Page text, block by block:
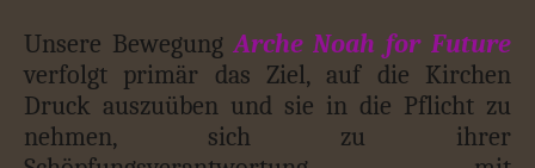
Unsere BewegungArche Noah for Future
verfolgt primär das Ziel, auf die Kirchen
Druck auszuüben und sie in die Pflicht zu
nehmen, sich zu ihrer